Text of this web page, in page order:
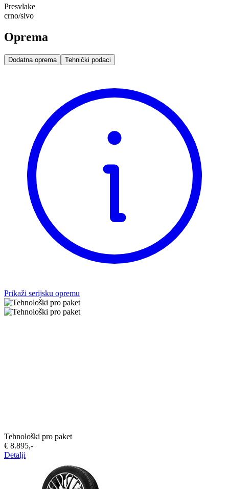
Presvlake
crno/sivo
Oprema
Dodatna oprema Tehnički podaci
Prikaži serijsku opremu
Tehnološki pro paket
€ 8.895,-‍
Detalji